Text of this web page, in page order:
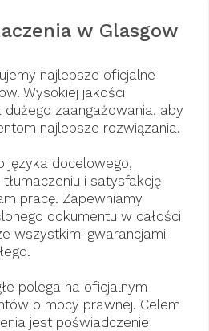
w Glasgow
najlepsze oficjalne
Wysokiej jakości
zaangażowania, aby
najlepsze rozwiązania.
języka docelowego,
i satysfakcję
pracę. Zapewniamy
dokumentu w całości
wszystkimi gwarancjami
polega na oficjalnym
o mocy prawnej. Celem
jest poświadczenie